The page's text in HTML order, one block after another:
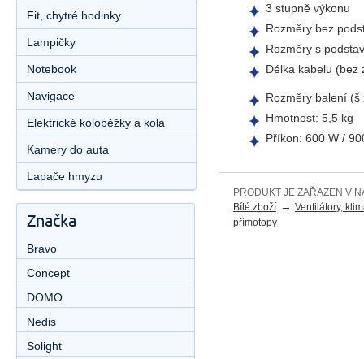
3 stupně výkonu
Rozměry bez
Rozměry s
Délka kabelu (bez
Rozměry balení
Hmotnost: 5,5 kg
Příkon: 600 W /
PRODUKT JE ZAŘAZEN V
Bílé zboží → Ventilátory,
přímotopy
Fit, chytré hodinky
Lampičky
Notebook
Navigace
Elektrické koloběžky a kola
Kamery do auta
Lapače hmyzu
Značka
Bravo
Concept
DOMO
Nedis
Solight